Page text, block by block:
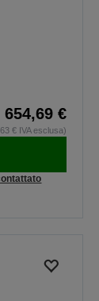
654,69 €
€ IVA esclusa)